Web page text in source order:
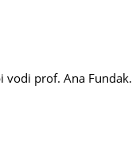
vodi prof. Ana Fundak.